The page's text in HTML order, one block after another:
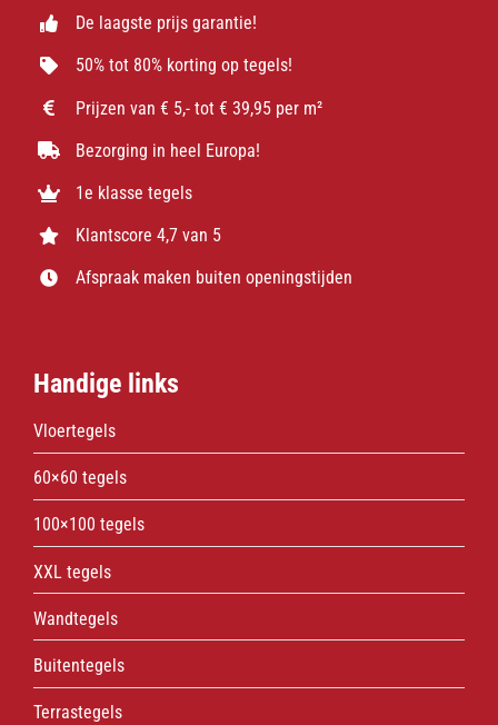
De laagste prijs garantie!
50% tot 80% korting op tegels!
Prijzen van € 5,- tot € 39,95 per m²
Bezorging in heel Europa!
1e klasse tegels
Klantscore 4,7 van 5
Afspraak maken buiten openingstijden
Handige links
Vloertegels
60×60 tegels
100×100 tegels
XXL tegels
Wandtegels
Buitentegels
Terrastegels